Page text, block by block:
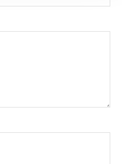
und Anzeigen zu
möglicherweise mit
ihnen bereitgestellt